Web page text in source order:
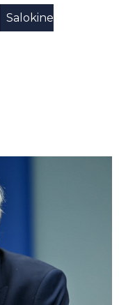
Salokine